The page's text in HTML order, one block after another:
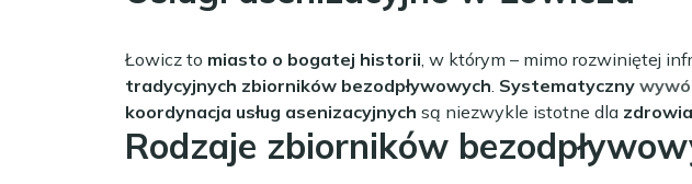
Łowicz to miasto o bogatej historii , w którym – mimo rozwiniętej
tradycyjnych zbiorników bezodpływowych Systematyczny
koordynacja usług asenizacyjnych są niezwykle istotne dla
Rodzaje zbiorników